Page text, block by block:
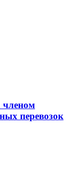
членом
перевозок